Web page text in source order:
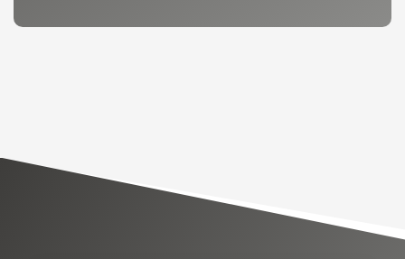
TAUX DE PROPRIÉTAIRES
PART DES MÉNAGES SANS